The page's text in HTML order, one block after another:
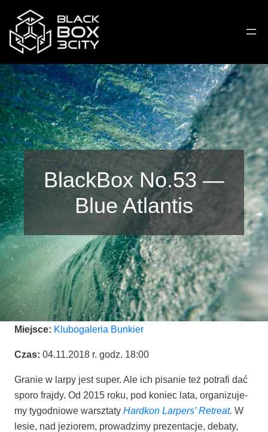
BlackBox No.53 —
Blue Atlantis
Miej­sce: Klu­bo­ga­le­ria Bunkier
Czas: 04.11.2018 r. godz. 18:00
Gra­nie w lar­py jest super. Ale ich pisa­nie też potra­fi dać
spo­ro fraj­dy. Od 2015 roku, pod koniec lata, orga­ni­zu­je­
my tygo­dnio­we warsz­ta­ty Hard­kon Lar­pers’ Retre­at. W
lesie, nad jezio­rem, pro­wa­dzi­my pre­zen­ta­cje, deba­ty,